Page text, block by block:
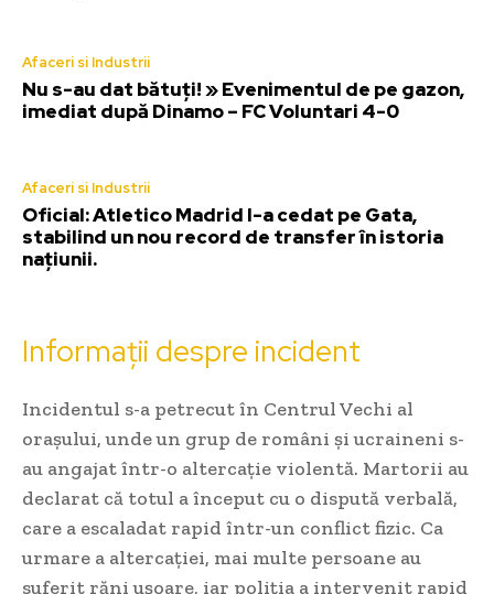
Afaceri si Industrii
Nu s-au dat bătuți! » Evenimentul de pe gazon,
imediat după Dinamo – FC Voluntari 4-0
Afaceri si Industrii
Oficial: Atletico Madrid l-a cedat pe Gata,
stabilind un nou record de transfer în istoria
națiunii.
Informații despre incident
Incidentul s-a petrecut în Centrul Vechi al
orașului, unde un grup de români și ucraineni s-
au angajat într-o altercație violentă. Martorii au
declarat că totul a început cu o dispută verbală,
care a escaladat rapid într-un conflict fizic. Ca
urmare a altercației, mai multe persoane au
suferit răni ușoare, iar poliția a intervenit rapid